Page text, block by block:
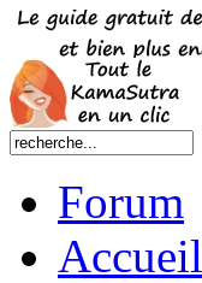
Forum
Accueil